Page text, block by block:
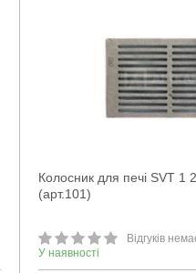
Колосник для печі SVT 1
(арт.101)
Відгуків
У наявності